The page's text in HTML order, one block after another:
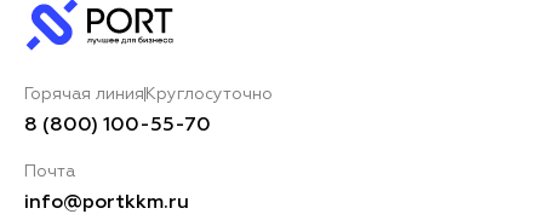
Горячая линия Круглосуточно
8 (800) 100-55-70
Почта
info@portkkm.ru